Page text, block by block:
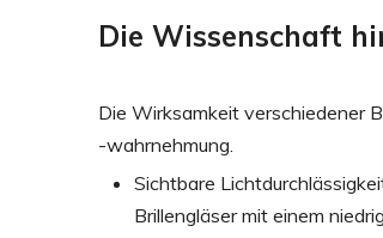
Die Wissenschaft
Die Wirksamkeit verschiedener
-wahrnehmung.
Sichtbare
Brillengläser mit einem